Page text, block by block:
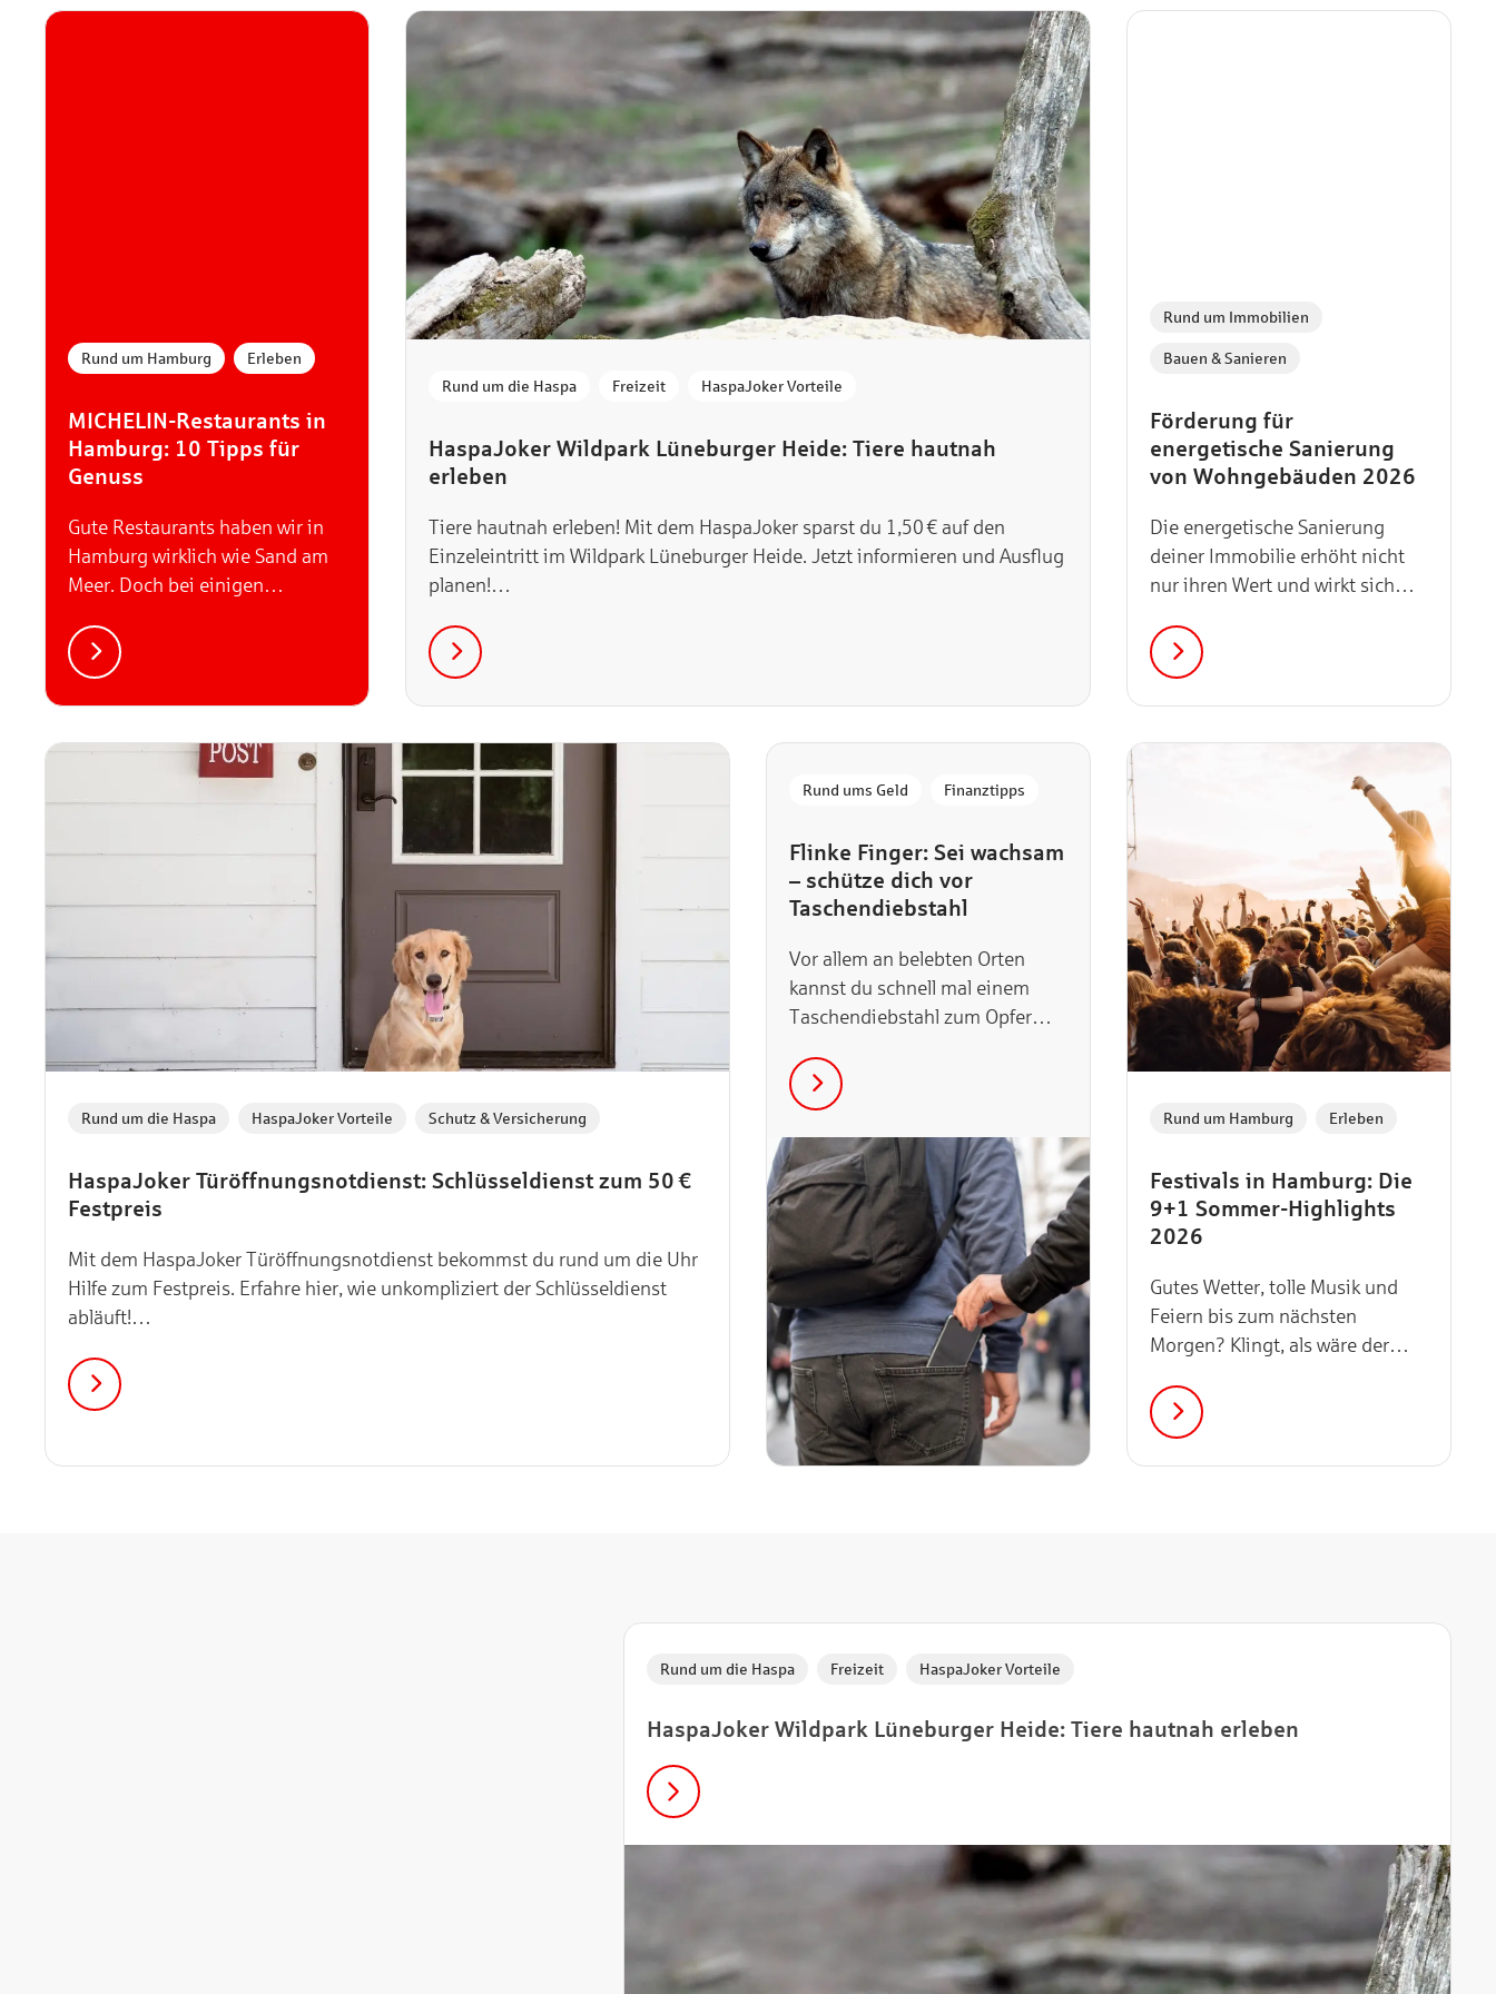
MICHELIN-Restaurants in
Hamburg: 10 Tipps für
Genuss
Rund um Hamburg Erleben
Gute Restaurants haben wir in
Hamburg wirklich wie Sand am
Meer. Doch bei einigen
besonders gut. Welche
Hamburger Restaurants vom
MICHELIN-Guide…
HaspaJoker Wildpark Lüneburger Heide: Tiere hautnah
erleben
Rund um die Haspa Freizeit HaspaJoker Vorteile
Tiere hautnah erleben! Mit dem HaspaJoker sparst du 1,50 € auf den
Einzeleintritt im Wildpark Lüneburger Heide. Jetzt informieren und Ausflug
planen!…
Förderung für
energetische Sanierung
von Wohngebäuden 2026
Rund um Immobilien
Bauen & Sanieren
Die energetische Sanierung
deiner Immobilie erhöht nicht
nur ihren Wert und wirkt sich
weniger Emissionen erzeugt
werden. Mittel- bis…
HaspaJoker Türöffnungsnotdienst: Schlüsseldienst zum 50 €
Festpreis
Rund um die Haspa HaspaJoker Vorteile Schutz & Versicherung
Mit dem HaspaJoker Türöffnungsnotdienst bekommst du rund um die Uhr
Hilfe zum Festpreis. Erfahre hier, wie unkompliziert der Schlüsseldienst
abläuft!…
Flinke Finger: Sei wachsam
– schütze dich vor
Taschendiebstahl
Rund ums Geld Finanztipps
Vor allem an belebten Orten
kannst du schnell mal einem
Taschendiebstahl zum Opfer
wir dir, welche Tricks
Taschendieb:innen nutzen
und…
Festivals in Hamburg: Die
9+1 Sommer-Highlights
2026
Rund um Hamburg Erleben
Gutes Wetter, tolle Musik und
Feiern bis zum nächsten
Morgen? Klingt, als wäre der
vor der Tür! Welche Festivals in
und um…
Rund um die Haspa Freizeit HaspaJoker Vorteile
HaspaJoker Wildpark Lüneburger Heide: Tiere hautnah erleben